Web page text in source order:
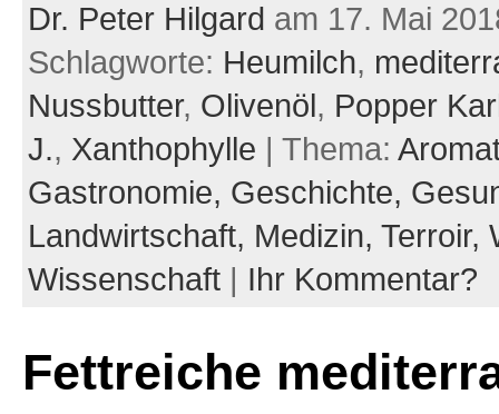
Dr. Peter Hilgard am 17. Mai
Schlagworte: Heumilch,
Nussbutter, Olivenöl, Popper
J., Xanthophylle | Thema:
Gastronomie, Geschichte,
Landwirtschaft, Medizin, Terroir,
Wissenschaft| Ihr Kommentar?
Fettreiche